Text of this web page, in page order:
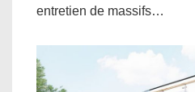
entretien de massifs…